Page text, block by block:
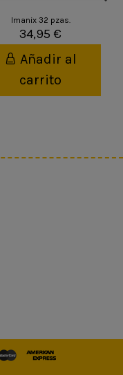
Imanix 32 pzas.
34,95 €
Añadir al
carrito